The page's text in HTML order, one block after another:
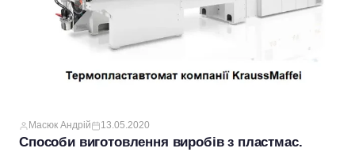
Масюк Андрій 13.05.2020
Способи виготовлення виробів з пластмас.